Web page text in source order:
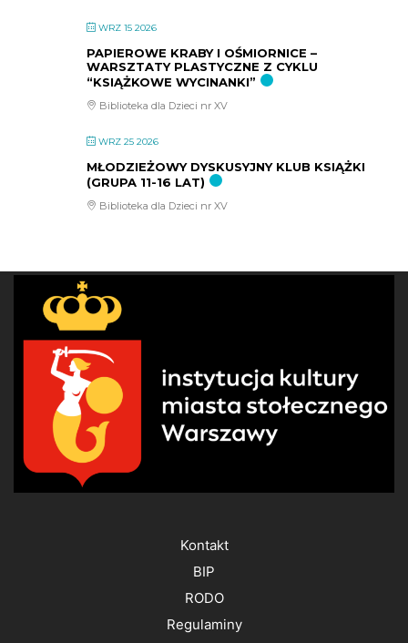
WRZ 15 2026
PAPIEROWE KRABY I OŚMIORNICE –
WARSZTATY PLASTYCZNE Z CYKLU
“KSIĄŻKOWE WYCINANKI”
Biblioteka dla Dzieci nr XV
WRZ 25 2026
MŁODZIEŻOWY DYSKUSYJNY KLUB KSIĄŻKI
(GRUPA 11-16 LAT)
Biblioteka dla Dzieci nr XV
Kontakt
BIP
RODO
Regulaminy